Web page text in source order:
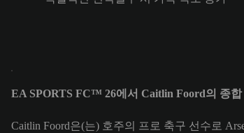
EA SPORTS FC™ 26에서 Caitlin Foord의 종합
Caitlin Foord은(는) 호주의 프로 축구 선수로